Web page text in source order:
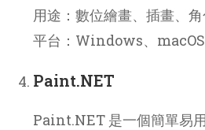
用途：數位繪畫、插畫、角
平台：Windows、
Paint.NET
Paint.NET 是一個簡單易